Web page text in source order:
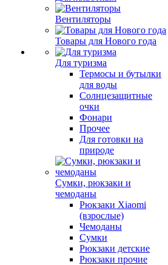
Вентиляторы
Товары для Нового года
Для туризма
Термосы и бутылки
для воды
Солнцезащитные
очки
Фонари
Прочее
Для готовки на
природе
Сумки, рюкзаки и
чемоданы
Рюкзаки Xiaomi
(взрослые)
Чемоданы
Сумки
Рюкзаки детские
Рюкзаки прочие